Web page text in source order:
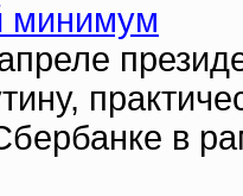
минимум
в